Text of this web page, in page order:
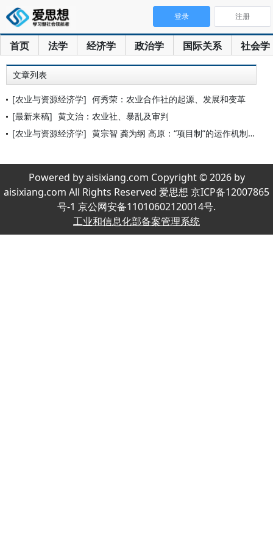
首页 法学 经济学 政治学 国际关系 社会学
登录 注册
文章列表
[农业与资源经济学] 何秀荣：农业合作社的起源、发展和变革
[最新来稿] 黄文治：农业社、暴乱及审判
[农业与资源经济学] 黄宗智 龚为纲 高原：“项目制”的运作机制和效果是“合理化”
Powered by aisixiang.com Copyright © 2026 by
aisixiang.com All Rights Reserved 爱思想 京ICP备12007865
号-1 京公网安备11010602120014号.
工业和信息化部备案管理系统